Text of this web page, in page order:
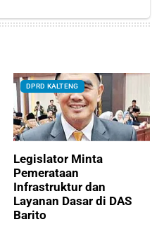
DPRD KALTENG
Legislator Minta
Pemerataan
Infrastruktur dan
Layanan Dasar di DAS
Barito